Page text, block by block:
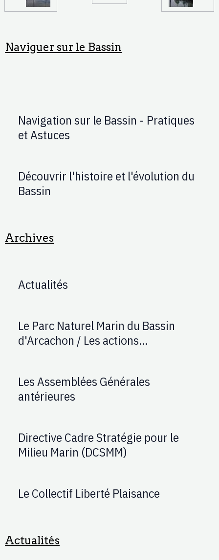
Naviguer sur le Bassin
Navigation sur le Bassin - Pratiques
et Astuces
Découvrir l'histoire et l'évolution du
Bassin
Archives
Actualités
Le Parc Naturel Marin du Bassin
d'Arcachon / Les actions
Les Assemblées Générales
antérieures
Directive Cadre Stratégie pour le
Milieu Marin (DCSMM)
Le Collectif Liberté Plaisance
Actualités